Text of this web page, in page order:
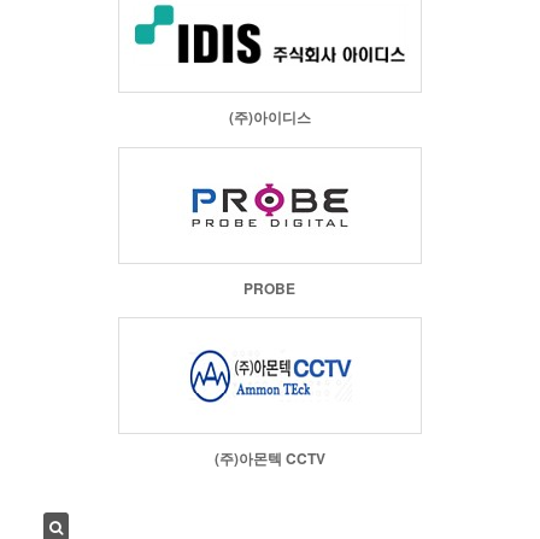
(주)아이디스
PROBE
(주)아몬텍 CCTV